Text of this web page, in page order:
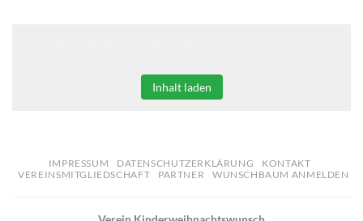
Inhalt laden
IMPRESSUM DATENSCHUTZERKLÄRUNG
KONTAKT
VEREINSMITGLIEDSCHAFT
PARTNER WUNSCHBAUM ANMELDEN